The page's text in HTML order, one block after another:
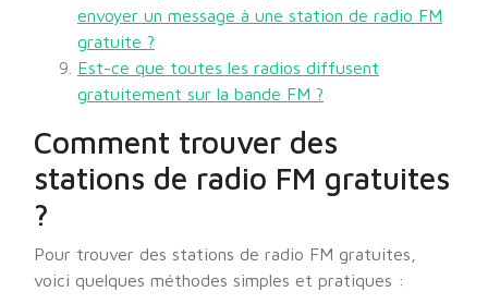
envoyer un message à une station de radio FM
gratuite ?
Est-ce que toutes les radios diffusent
gratuitement sur la bande FM ?
Comment trouver des
stations de radio FM gratuites
?
Pour trouver des stations de radio FM gratuites,
voici quelques méthodes simples et pratiques :